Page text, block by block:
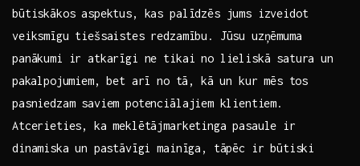
būtiskākos aspektus, kas palīdzēs jums izveidot
veiksmīgu tiešsaistes redzamību. Jūsu uzņēmuma
panākumi ir​ atkarīgi ne tikai no lieliskā satura un
⁢pakalpojumiem, bet arī⁣ no tā, kā un kur mēs tos
pasniedzam saviem potenciālajiem ⁤klientiem.
Atcerieties, ka meklētājmarketinga pasaule ir
dinamiska un ⁤pastāvīgi mainīga, tāpēc ir būtiski‌